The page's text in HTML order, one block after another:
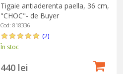
Tigaie antiaderenta paella, 36 cm,
"CHOC"- de Buyer
Cod: 818336
(2)
În stoc
440 lei